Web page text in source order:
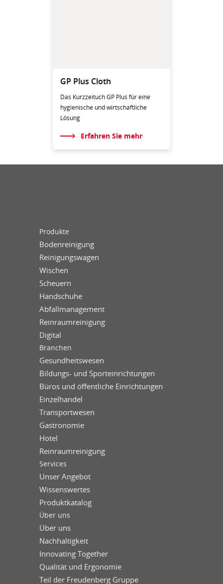
GP Plus Cloth
Das Kurzzeituch GP Plus für eine
hygienische und wirtschaftliche
Lösung
Erfahren Sie mehr
Produkte
Bodenreinigung
Reinigungswagen
Wischen
Scheuern
Handschuhe
Abfallmanagement
Reinraumreinigung
Digital
Branchen
Gesundheitswesen
Bildungs- und Sporteinrichtungen
Büros und öffentliche Einrichtungen
Einzelhandel
Transportwesen
Gastronomie
Hotel
Reinraumreinigung
Services
Unser Angebot
Wissenswertes
Produktkatalog
Über uns
Über uns
Nachhaltigkeit
Innovating Together
Qualität und Ergonomie
Teil der Freudenberg Gruppe